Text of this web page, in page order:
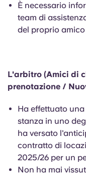
È necessario
team di
del proprio
L'arbitro (Amici di
prenotazione /
Ha effettuato
stanza in uno
ha versato
contratto di
2025/26 per un
Non ha mai